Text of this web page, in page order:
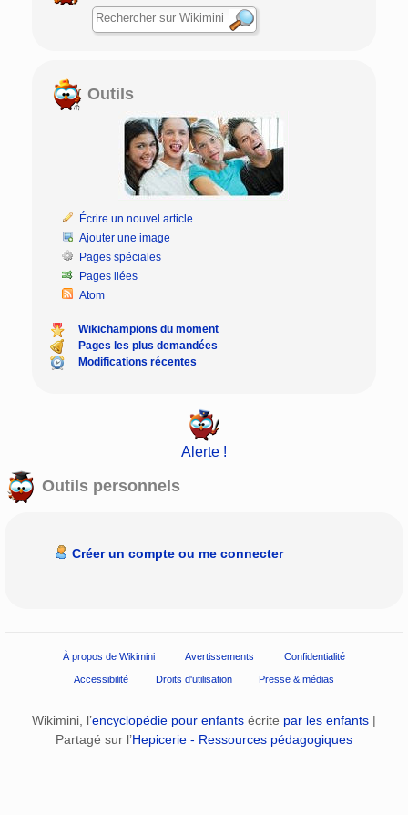
Outils
Écrire un nouvel article
Ajouter une image
Pages spéciales
Pages liées
Atom
Wikichampions du moment
Pages les plus demandées
Modifications récentes
Alerte !
Outils personnels
Créer un compte ou me connecter
À propos de Wikimini Avertissements Confidentialité
Accessibilité Droits d'utilisation Presse & médias
Wikimini, l’encyclopédie pour enfants écrite par les enfants |
Partagé sur l’Hepicerie - Ressources pédagogiques